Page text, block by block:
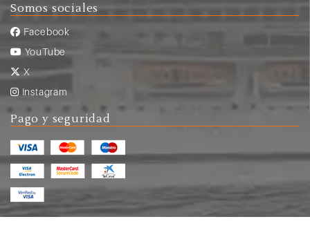
Somos sociales
Facebook
YouTube
X
Instagram
Pago y seguridad